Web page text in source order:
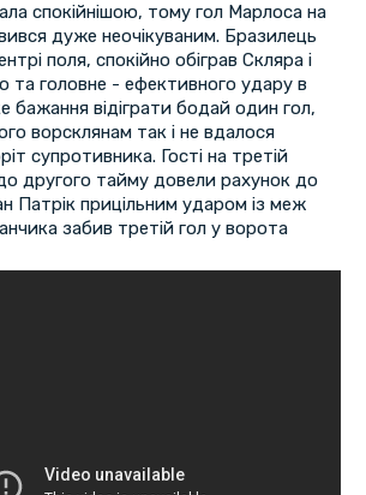
спокійнішою, тому гол Марлоса на
дуже неочікуваним. Бразилець
поля, спокійно обіграв Скляра і
та головне - ефективного удару в
бажання відіграти бодай один гол,
ворсклянам так і не вдалося
супротивника. Гості на третій
другого тайму довели рахунок до
Патрік прицільним ударом із меж
забив третій гол у ворота